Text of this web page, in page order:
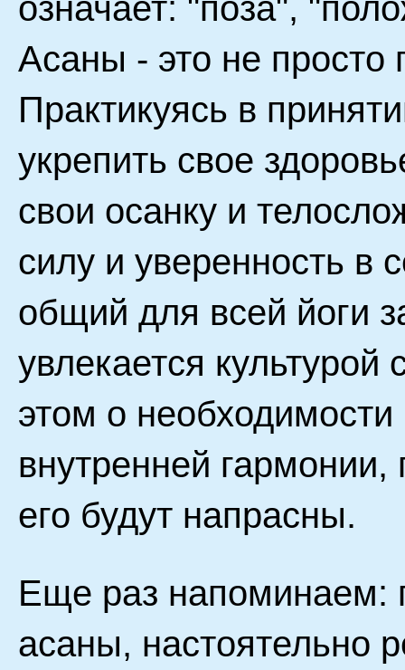
означает: "поза",
Асаны - это не просто
Практикуясь в
укрепить свое
свои осанку и
силу и уверенность в
общий для всей йоги
увлекается
этом о
внутренней
его будут напрасны.
Еще раз напоминаем:
асаны, настоятельно